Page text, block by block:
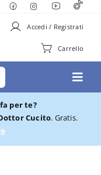
Accedi / Registrati
Carrello
per te?
Cucito. Gratis.